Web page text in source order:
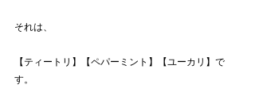
それは、
【ティートリ】【ペパーミント】【ユーカリ】で
す。